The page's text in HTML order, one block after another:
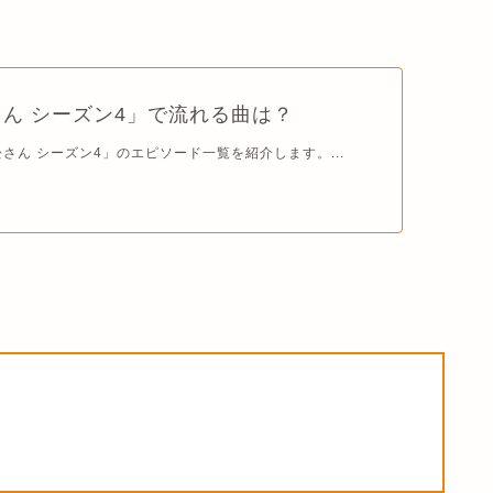
シーズン4」で流れる曲は？
ん シーズン4」のエピソード一覧を紹介します。...